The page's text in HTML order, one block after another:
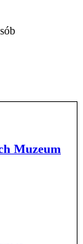
Muzeum